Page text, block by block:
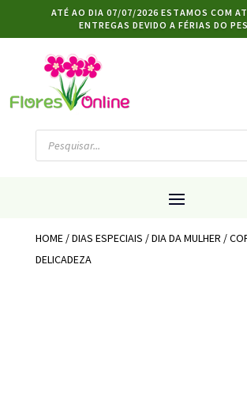
ATÉ AO DIA 07/07/2026 ESTAMOS COM
ENTREGAS DEVIDO A FÉRIAS DO
Products
search
HOME/DIAS ESPECIAIS /DIA DA MULHER /
DELICADEZA